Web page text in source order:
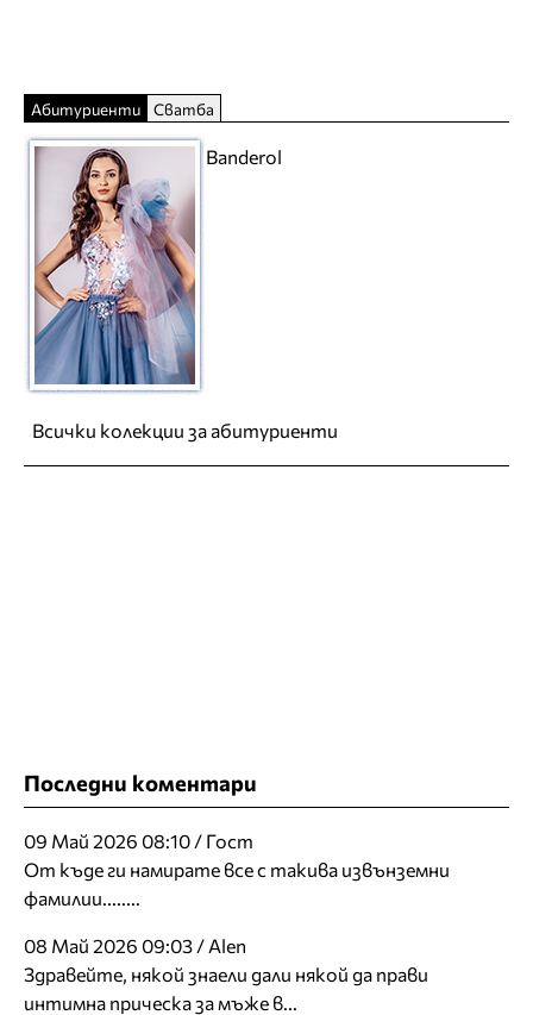
Абитуриенти Сватба
Banderol
Всички колекции за абитуриенти
Последни коментари
09 Май 2026 08:10 / Гост
От къде ги намирате все с такива извънземни
фамилии........
08 Май 2026 09:03 / Alen
Здравейте, някой знаели дали някой да прави
интимна прическа за мъже в...